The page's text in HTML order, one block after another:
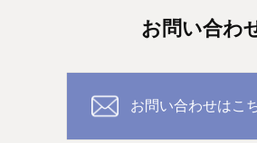
お問い合わ
お問い合わせはこ